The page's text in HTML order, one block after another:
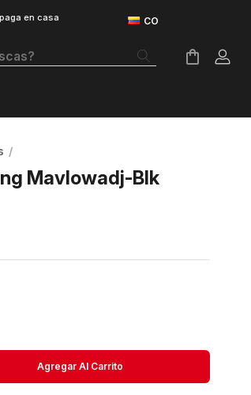
en casa
Mavlowadj-Blk
Agregar Al Carrito